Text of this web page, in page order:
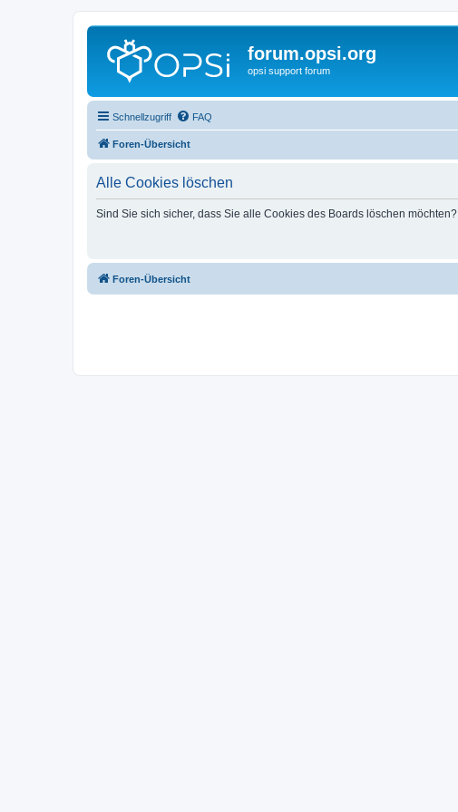
forum.opsi.org
opsi support forum
Schnellzugriff FAQ
Foren-Übersicht
Alle Cookies löschen
Sind Sie sich sicher, dass Sie alle Cookies des Boards löschen möchten?
Foren-Übersicht